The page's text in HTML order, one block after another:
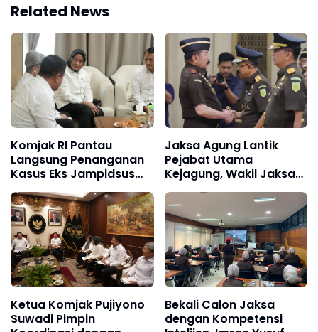
Related News
Komjak RI Pantau
Langsung Penanganan
Kasus Eks Jampidsus
FA, Apresiasi Kinerja Tim
Sembilan Kejaksaan
Agung
Jaksa Agung Lantik
Pejabat Utama
Kejagung, Wakil Jaksa
Agung hingga
Kabadiklat: Tekankan
Soliditas dan Marwah
Institusi
Ketua Komjak Pujiyono
Suwadi Pimpin
Bekali Calon Jaksa
dengan Kompetensi